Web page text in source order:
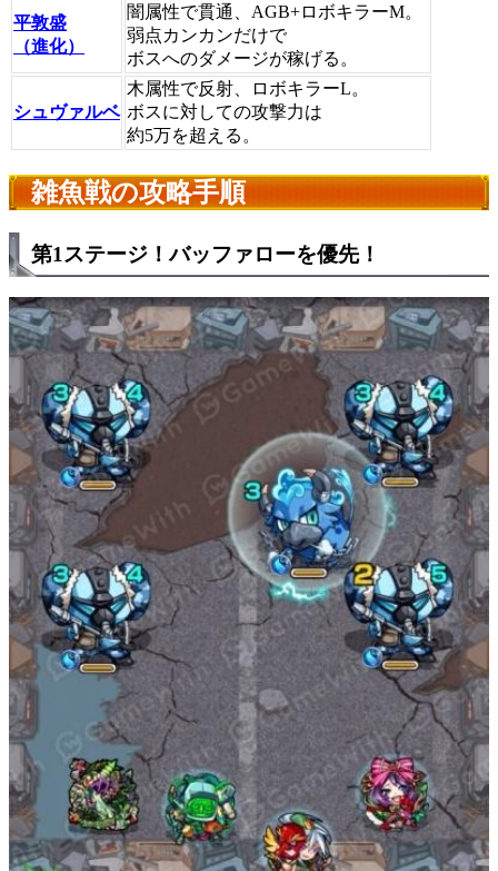
平敦盛
（進化）
闇属性で貫通、AGB+ロボキラーM。
弱点カンカンだけで
ボスへのダメージが稼げる。
シュヴァルベ
木属性で反射、ロボキラーL。
ボスに対しての攻撃力は
約5万を超える。
雑魚戦の攻略手順
第1ステージ！バッファローを優先！